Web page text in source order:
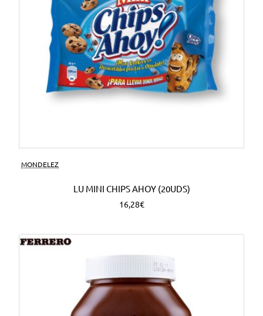
MONDELEZ
LU MINI CHIPS AHOY (20UDS)
16,28€